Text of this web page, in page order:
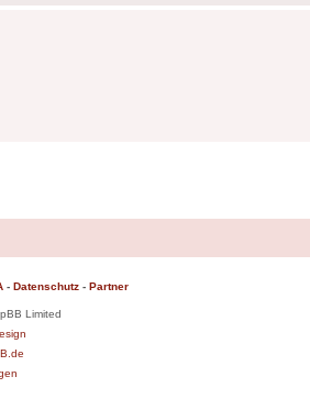
- Datenschutz - Partner
Limited